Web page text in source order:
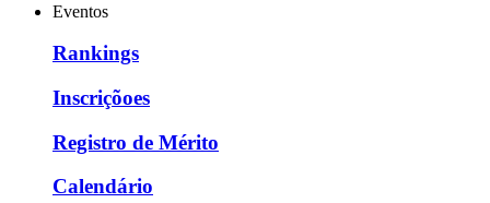
Eventos
Rankings
Inscriçõoes
Registro de Mérito
Calendário